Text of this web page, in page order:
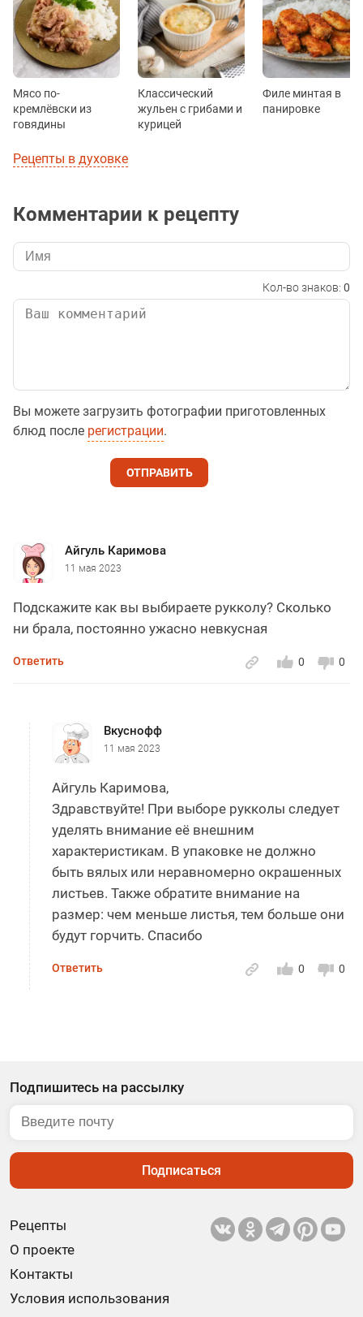
Мясо по-
кремлёвски из
говядины
Классический
жульен с грибами и
курицей
Филе минтая в
панировке
Рецепты в духовке
Комментарии к рецепту
Кол-во знаков: 0
Вы можете загрузить фотографии приготовленных
блюд после регистрации.
ОТПРАВИТЬ
Айгуль Каримова
11 мая 2023
Подскажите как вы выбираете рукколу? Сколько
ни брала, постоянно ужасно невкусная
0
0
Ответить
Вкуснофф
11 мая 2023
Айгуль Каримова,
Здравствуйте! При выборе рукколы следует
уделять внимание её внешним
характеристикам. В упаковке не должно
быть вялых или неравномерно окрашенных
листьев. Также обратите внимание на
размер: чем меньше листья, тем больше они
будут горчить. Спасибо
0
0
Ответить
Рецепты
О проекте
Контакты
Условия использования
Подпишитесь на рассылку
Подписаться